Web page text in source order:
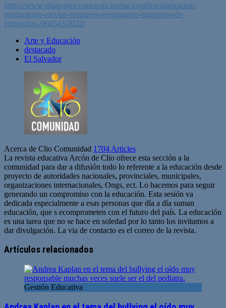
https://www.elsalvador.com/noticias/nacional/escolarizacion-
rendimiento-escolar-escolares-presupuesto-ministerio-de-
educacion-/968543/2022/
Arte y Educación
destacado
El Salvador
Acerca de Clio Comunidad 1704 Articles
La revista educativa Arcón de Clio ofrece esta sección a la
comunidad para dar a difusión todo lo referente a la educación desde
proyecto de autoridades nacionales, provinciales, municipales,
organizaciones internacionales, Ongs, ect. Lo hacemos para seguir
generando un compromiso con la educación. Esta sesión va
dedicada especialmente a esas personas que día a día suman
educación, que s ecomprometen con el futuro del país. La educación
es una tarea que no se hace en soledad por lo tanto los invitamos a
dar divulgación. La via de contacto es el correo de la revista.
web
Artículos relacionados
Gestión Educativa